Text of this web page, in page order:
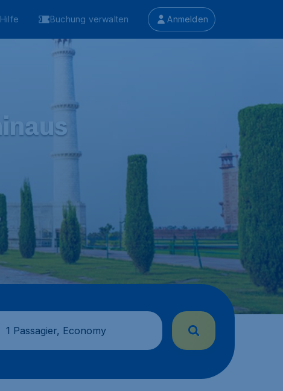
Hilfe Buchung verwalten Anmelden
1 Passagier, Economy